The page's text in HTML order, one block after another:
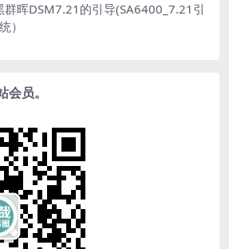
群晖DSM7.21的引导(SA6400_7.21引
）
员。